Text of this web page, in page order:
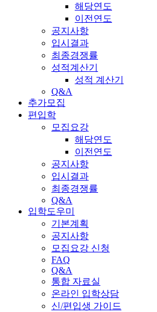
해당연도
이전연도
공지사항
입시결과
최종경쟁률
성적계산기
성적 계산기
Q&A
추가모집
편입학
모집요강
해당연도
이전연도
공지사항
입시결과
최종경쟁률
Q&A
입학도우미
기본계획
공지사항
모집요강 신청
FAQ
Q&A
통합 자료실
온라인 입학상담
신/편입생 가이드